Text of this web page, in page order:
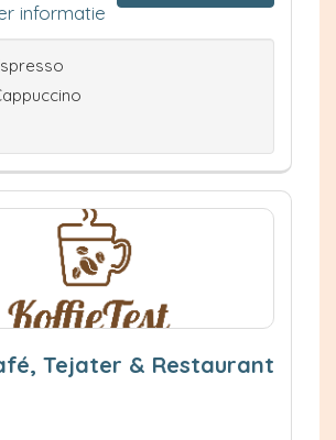
informatie
Tejater & Restaurant